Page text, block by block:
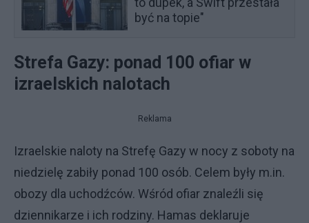
być na topie"
Strefa Gazy: ponad 100 ofiar w
izraelskich nalotach
Reklama
Izraelskie naloty na Strefę Gazy w nocy z soboty na
niedzielę zabiły ponad 100 osób. Celem były m.in.
obozy dla uchodźców. Wśród ofiar znaleźli się
dziennikarze i ich rodziny. Hamas deklaruje